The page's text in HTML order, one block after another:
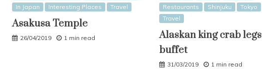
In Japan
Interesting Places Travel
Asakusa Temple
26/04/2019 1 min read
Restaurants
Shinjuku
Tokyo
Travel
Alaskan king crab legs
buffet
31/03/2019 1 min read